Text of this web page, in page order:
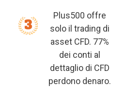
Plus500 offre
solo il trading di
asset CFD. 77%
dei conti al
dettaglio di CFD
perdono denaro.